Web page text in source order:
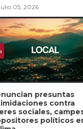
05, 2026
presuntas
contra
sociales,
políticos